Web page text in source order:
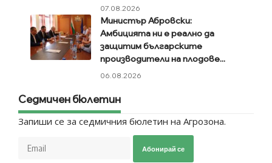
07.08.2026
Министър Абровски:
Амбицията ни е реално да
защитим българските
производители на плодове...
06.08.2026
Седмичен бюлетин
Запиши се за седмичния бюлетин на Агрозона.
Абонирай се